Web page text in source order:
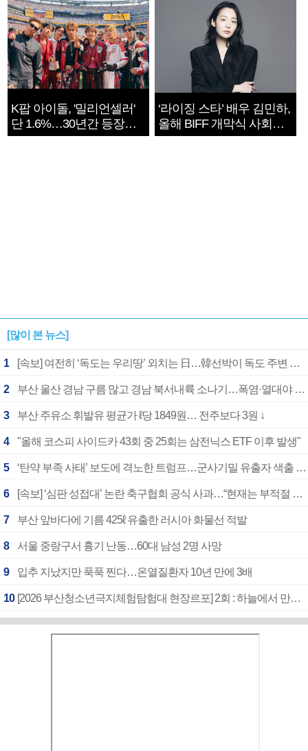
K팝 아이돌, '밀리언셀러'
단 1.6%…30년간 등장
1182개팀 전수조사
‘라이징 스타’ 배우 김민하,
올해 BIFF 개막식 사회자
확정
[많이 본 뉴스]
1 [속보] 여전히 ‘독도는 우리땅’ 외치는 日…韓선박이 독도 주변 해양조사 활동하자 반발
2 부산 울산 경남 구름 많고 경남 북서내륙 소나기…폭염·열대야 계속
3 부산 주유소 휘발유 평균가 ℓ당 1849원… 전주보다 3원 ↓
4 "올해 코스피 사이드카 43회 중 25회는 삼전닉스 ETF 이후 발생"
5 ‘탄약 부족 사태’ 보도에 격노한 트럼프…군사기밀 유출자 색출 지시
6 [속보] ‘심판 성접대’ 논란 축구협회 공식 사과…“현재는 부적절 행위 없어”
7 부산 앞바다에 기름 425ℓ 유출한 러시아 화물선 적발
8 서울 중랑구서 흉기 난동…60대 남성 2명 사망
9 입추 지났지만 푹푹 찐다…온열질환자 10년 만에 3배
10 [2026 부산청소년극지체험탐험대 현장르포] 2회 : 하늘에서 만난 얼음의 나라